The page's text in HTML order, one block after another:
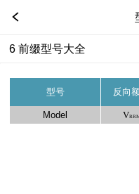
6 前缀型号大全
型号 反向
Model V